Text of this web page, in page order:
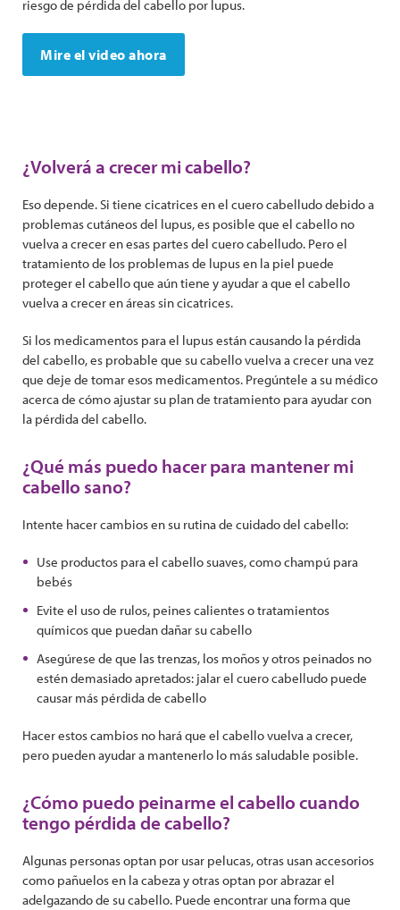
riesgo de pérdida del cabello por lupus.
Mire el video ahora
¿Volverá a crecer mi cabello?
Eso depende. Si tiene cicatrices en el cuero cabelludo debido a
problemas cutáneos del lupus, es posible que el cabello no
vuelva a crecer en esas partes del cuero cabelludo. Pero el
tratamiento de los problemas de lupus en la piel puede
proteger el cabello que aún tiene y ayudar a que el cabello
vuelva a crecer en áreas sin cicatrices.
Si los medicamentos para el lupus están causando la pérdida
del cabello, es probable que su cabello vuelva a crecer una vez
que deje de tomar esos medicamentos. Pregúntele a su médico
acerca de cómo ajustar su plan de tratamiento para ayudar con
la pérdida del cabello.
¿Qué más puedo hacer para mantener mi
cabello sano?
Intente hacer cambios en su rutina de cuidado del cabello:
Use productos para el cabello suaves, como champú para
bebés
Evite el uso de rulos, peines calientes o tratamientos
químicos que puedan dañar su cabello
Asegúrese de que las trenzas, los moños y otros peinados no
estén demasiado apretados: jalar el cuero cabelludo puede
causar más pérdida de cabello
Hacer estos cambios no hará que el cabello vuelva a crecer,
pero pueden ayudar a mantenerlo lo más saludable posible.
¿Cómo puedo peinarme el cabello cuando
tengo pérdida de cabello?
Algunas personas optan por usar pelucas, otras usan accesorios
como pañuelos en la cabeza y otras optan por abrazar el
adelgazando de su cabello. Puede encontrar una forma que